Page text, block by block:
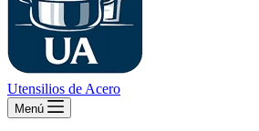
Utensilios de Acero
Menú